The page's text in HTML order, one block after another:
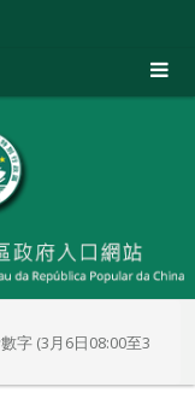
字 (3月6日08:00至3